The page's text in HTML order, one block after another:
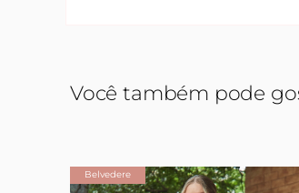
Você também pode
Belvedere